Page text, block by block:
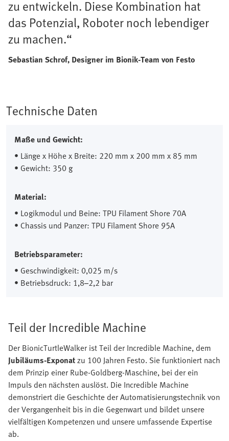
zu entwickeln. Diese Kombination hat
das Potenzial, Roboter noch lebendiger
zu machen.“
Sebastian Schrof, Designer im Bionik-Team von Festo
Technische Daten
Maße und Gewicht:
• Länge x Höhe x Breite: 220 mm x 200 mm x 85 mm
• Gewicht: 350 g
Material:
• Logikmodul und Beine: TPU Filament Shore 70A
• Chassis und Panzer: TPU Filament Shore 95A
Betriebsparameter:
• Geschwindigkeit: 0,025 m/s
• Betriebsdruck: 1,8–2,2 bar
Teil der Incredible Machine
Der BionicTurtleWalker ist Teil der Incredible Machine,dem
Jubiläums-Exponatzu 100 Jahren Festo. Sie funktioniert nach
dem Prinzip einer Rube-Goldberg-Maschine, bei der ein
Impuls den nächsten auslöst. Die Incredible Machine
demonstriert die Geschichte der Automatisierungstechnik von
der Vergangenheit bis in die Gegenwart und bildet unsere
vielfältigen Kompetenzen und unsere umfassende Expertise
ab.